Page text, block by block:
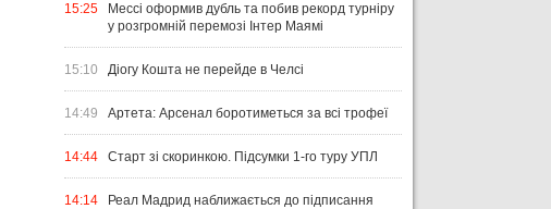
15:25
Мессі оформив дубль та побив рекорд турніру
у розгромній перемозі Інтер Маямі
15:10 Діогу Кошта не перейде в Челсі
14:49 Артета: Арсенал боротиметься за всі трофеї
14:44 Старт зі скоринкою. Підсумки 1-го туру УПЛ
14:14
Реал Мадрид наближається до підписання